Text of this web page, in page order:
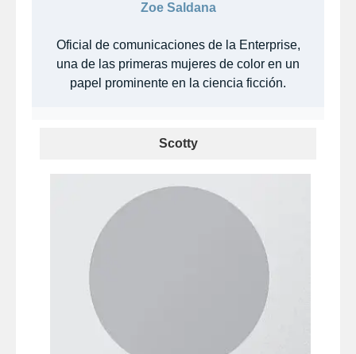
Zoe Saldana
Oficial de comunicaciones de la Enterprise,
una de las primeras mujeres de color en un
papel prominente en la ciencia ficción.
Scotty